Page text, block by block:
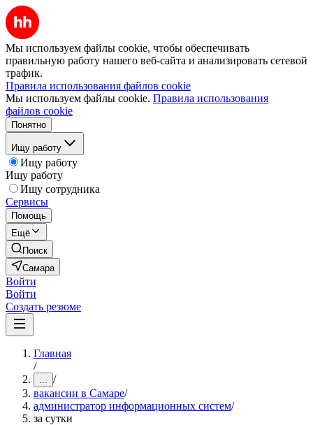
Мы используем файлы cookie, чтобы обеспечивать
правильную работу нашего веб-сайта и анализировать сетевой
трафик.
Правила использования файлов cookie
Мы используем файлы cookie. Правила использования
файлов cookie
Понятно
Ищу работу
Ищу работу
Ищу работу
Ищу сотрудника
Сервисы
Помощь
Ещё
Поиск
Самара
Войти
Войти
Создать резюме
Главная
/
... /
вакансии в Самаре/
администратор информационных систем/
за сутки